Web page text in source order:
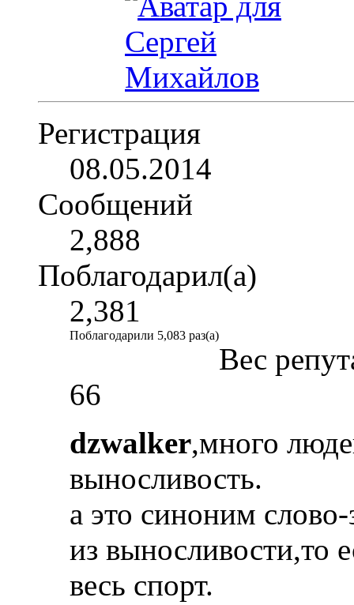
Регистрация
08.05.2014
Сообщений
2,888
Поблагодарил(а)
2,381
Поблагодарили 5,083 раз(а)
Вес
66
dzwalker,много
выносливость.
а это синоним слово-
из выносливости,то
весь спорт.